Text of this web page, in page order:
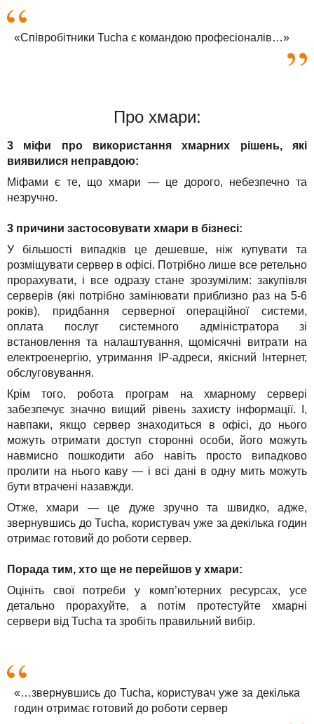
«Співробітники Tucha є командою професіоналів…»
Про хмари:
3 міфи про використання хмарних рішень, які
виявилися неправдою:
Міфами є те, що хмари — це дорого, небезпечно та
незручно.
3 причини застосовувати хмари в бізнесі:
У більшості випадків це дешевше, ніж купувати та
розміщувати сервер в офісі. Потрібно лише все ретельно
прорахувати, і все одразу стане зрозумілим: закупівля
серверів (які потрібно замінювати приблизно раз на 5-6
років), придбання серверної операційної системи,
оплата послуг системного адміністратора зі
встановлення та налаштування, щомісячні витрати на
електроенергію, утримання IP-адреси, якісний Інтернет,
обслуговування.
Крім того, робота програм на хмарному сервері
забезпечує значно вищий рівень захисту інформації. І,
навпаки, якщо сервер знаходиться в офісі, до нього
можуть отримати доступ сторонні особи, його можуть
навмисно пошкодити або навіть просто випадково
пролити на нього каву — і всі дані в одну мить можуть
бути втрачені назавжди.
Отже, хмари — це дуже зручно та швидко, адже,
звернувшись до Tucha, користувач уже за декілька годин
отримає готовий до роботи сервер.
Порада тим, хто ще не перейшов у хмари:
Оцініть свої потреби у комп’ютерних ресурсах, усе
детально прорахуйте, а потім протестуйте хмарні
сервери від Tucha та зробіть правильний вибір.
«…звернувшись до Tucha, користувач уже за декілька
годин отримає готовий до роботи сервер